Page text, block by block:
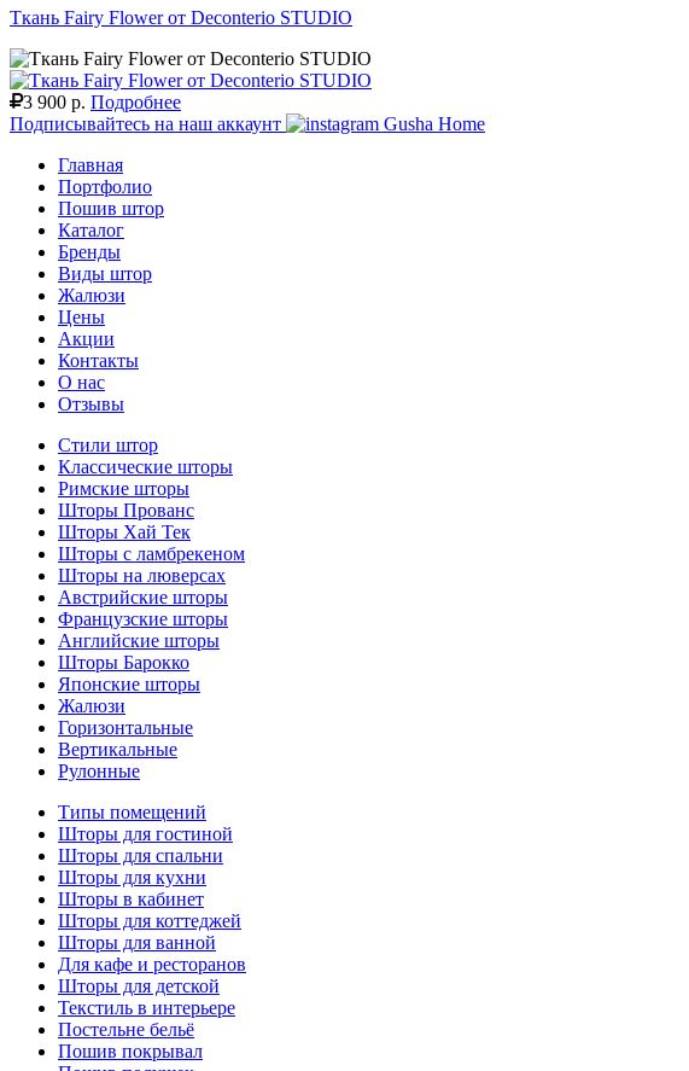
Ткань Fairy Flower от Deconterio STUDIO
3 900 р. Подробнее
Подписывайтесь на наш аккаунт
Gusha Home
Главная
Портфолио
Пошив штор
Каталог
Бренды
Виды штор
Жалюзи
Цены
Акции
Контакты
О нас
Отзывы
Стили штор
Классические шторы
Римские шторы
Шторы Прованс
Шторы Хай Тек
Шторы с ламбрекеном
Шторы на люверсах
Австрийские шторы
Французские шторы
Английские шторы
Шторы Барокко
Японские шторы
Жалюзи
Горизонтальные
Вертикальные
Рулонные
Типы помещений
Шторы для гостиной
Шторы для спальни
Шторы для кухни
Шторы в кабинет
Шторы для коттеджей
Шторы для ванной
Для кафе и ресторанов
Шторы для детской
Текстиль в интерьере
Постельне бельё
Пошив покрывал